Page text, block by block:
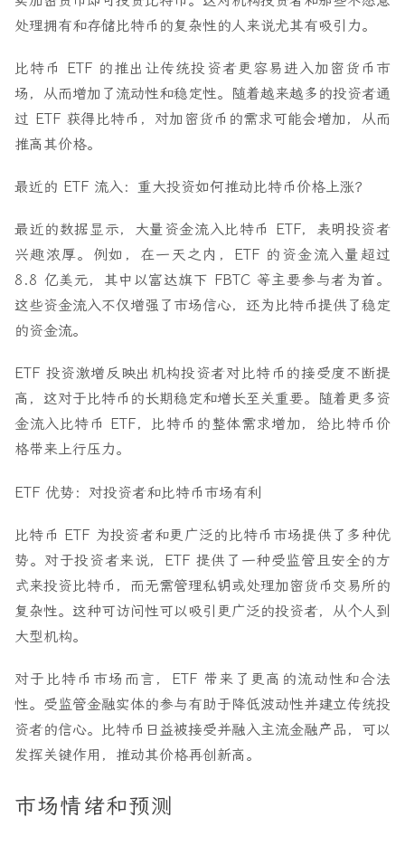
处理拥有和存储比特币的复杂性的人来说尤其有吸引力。
比特币 ETF 的推出让传统投资者更容易进入加密货币市
场，从而增加了流动性和稳定性。随着越来越多的投资者通
过 ETF 获得比特币，对加密货币的需求可能会增加，从而
推高其价格。
最近的 ETF 流入：重大投资如何推动比特币价格上涨？
最近的数据显示，大量资金流入比特币 ETF，表明投资者
兴趣浓厚。例如，在一天之内，ETF 的资金流入量超过
8.8 亿美元，其中以富达旗下 FBTC 等主要参与者为首。
这些资金流入不仅增强了市场信心，还为比特币提供了稳定
的资金流。
ETF 投资激增反映出机构投资者对比特币的接受度不断提
高，这对于比特币的长期稳定和增长至关重要。随着更多资
金流入比特币 ETF，比特币的整体需求增加，给比特币价
格带来上行压力。
ETF 优势：对投资者和比特币市场有利
比特币 ETF 为投资者和更广泛的比特币市场提供了多种优
势。对于投资者来说，ETF 提供了一种受监管且安全的方
式来投资比特币，而无需管理私钥或处理加密货币交易所的
复杂性。这种可访问性可以吸引更广泛的投资者，从个人到
大型机构。
对于比特币市场而言，ETF 带来了更高的流动性和合法
性。受监管金融实体的参与有助于降低波动性并建立传统投
资者的信心。比特币日益被接受并融入主流金融产品，可以
发挥关键作用，推动其价格再创新高。
市场情绪和预测